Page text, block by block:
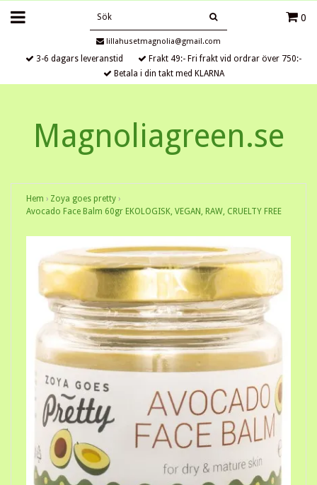
0
lillahusetmagnolia@gmail.com
3-6 dagars leveranstid
Frakt 49:- Fri frakt vid ordrar över 750:-
Betala i din takt med KLARNA
Magnoliagreen.se
Hem › Zoya goes pretty ›
Avocado Face Balm 60gr EKOLOGISK, VEGAN, RAW, CRUELTY FREE